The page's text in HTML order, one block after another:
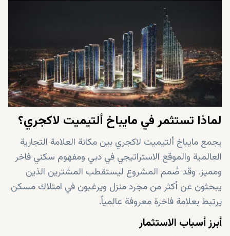
لماذا تستثمر في مايباخ ألتيميت لاكجري؟
يجمع مايباخ ألتيميت لاكجري بين مكانة العلامة التجارية
العالمية والموقع الاستراتيجي في دبي ومفهوم سكني فاخر
ومميز. وقد صُمم المشروع ليستقطب المشترين الذين
يبحثون عن أكثر من مجرد منزل ويرغبون في امتلاك مسكن
يرتبط بعلامة فاخرة معروفة عالمياً.
أبرز أسباب الاستثمار